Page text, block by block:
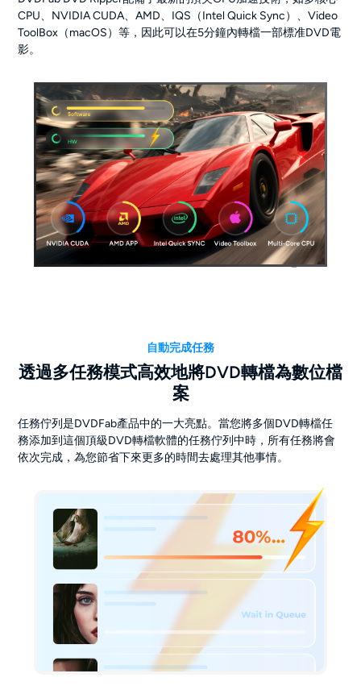
CPU、NVIDIA CUDA、AMD、IQS（Intel Quick Sync）、Video
ToolBox（macOS）等，因此可以在5分鐘內轉檔一部標准DVD電
影。
自動完成任務
透過多任務模式高效地將DVD轉檔為數位檔
案
任務佇列是DVDFab產品中的一大亮點。當您將多個DVD轉檔任
務添加到這個頂級DVD轉檔軟體的任務佇列中時，所有任務將會
依次完成，為您節省下來更多的時間去處理其他事情。